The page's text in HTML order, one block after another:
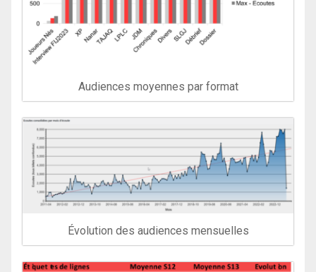
Audiences moyennes par format
Évolution des audiences mensuelles